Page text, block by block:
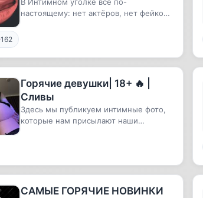
настоящему: нет актёров, нет фейков
162
Горячие девушки| 18+ 🔥 |
Сливы
Здесь мы публикуем интимные фото,
которые нам присылают наши
САМЫЕ ГОРЯЧИЕ НОВИНКИ